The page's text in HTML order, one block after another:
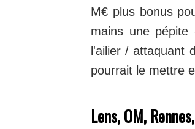
M€ plus bonus
mains une
l'ailier / attaquant
pourrait le mettre
Lens, OM,